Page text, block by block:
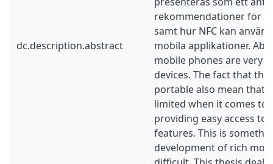
dc.description.abstract
rekommendationer för
samt hur NFC kan
mobila applikationer.
mobile phones are very
devices. The fact that
portable also mean that
limited when it comes to
providing easy access
features. This is
development of rich